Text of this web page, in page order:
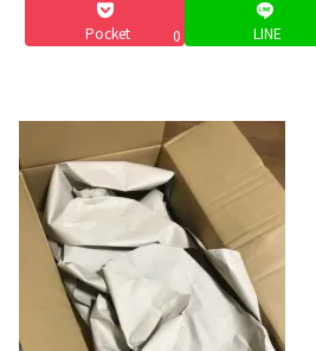
Pocket 0 LINE